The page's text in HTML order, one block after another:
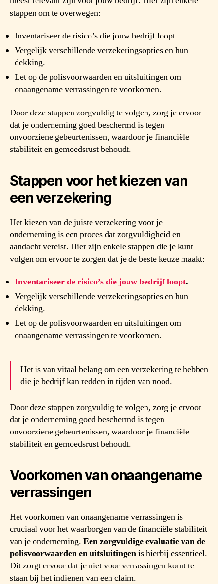
stappen om te overwegen:
Inventariseer de risico’s die jouw bedrijf loopt.
Vergelijk verschillende verzekeringsopties en hun
dekking.
Let op de polisvoorwaarden en uitsluitingen om
onaangename verrassingen te voorkomen.
Door deze stappen zorgvuldig te volgen, zorg je ervoor
dat je onderneming goed beschermd is tegen
onvoorziene gebeurtenissen, waardoor je financiële
stabiliteit en gemoedsrust behoudt.
Stappen voor het kiezen van
een verzekering
Het kiezen van de juiste verzekering voor je
onderneming is een proces dat zorgvuldigheid en
aandacht vereist. Hier zijn enkele stappen die je kunt
volgen om ervoor te zorgen dat je de beste keuze maakt:
Inventariseer de risico’s die jouw bedrijf loopt.
Vergelijk verschillende verzekeringsopties en hun
dekking.
Let op de polisvoorwaarden en uitsluitingen om
onaangename verrassingen te voorkomen.
Het is van vitaal belang om een verzekering te hebben
die je bedrijf kan redden in tijden van nood.
Door deze stappen zorgvuldig te volgen, zorg je ervoor
dat je onderneming goed beschermd is tegen
onvoorziene gebeurtenissen, waardoor je financiële
stabiliteit en gemoedsrust behoudt.
Voorkomen van onaangename
verrassingen
Het voorkomen van onaangename verrassingen is
cruciaal voor het waarborgen van de financiële stabiliteit
van je onderneming. Een zorgvuldige evaluatie van de
polisvoorwaarden en uitsluitingenis hierbij essentieel.
Dit zorgt ervoor dat je niet voor verrassingen komt te
staan bij het indienen van een claim.